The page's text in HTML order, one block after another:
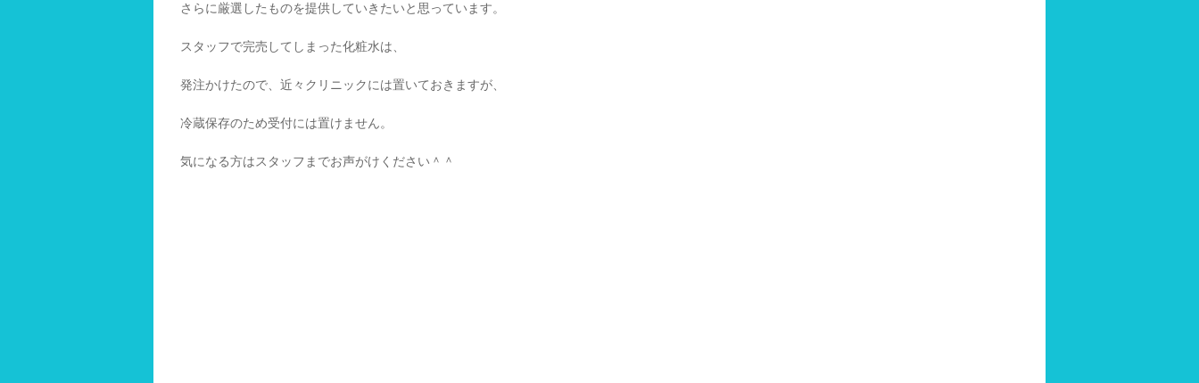
さらに厳選したものを提供していきたいと思っています。
スタッフで完売してしまった化粧水は、
発注かけたので、近々クリニックには置いておきますが、
冷蔵保存のため受付には置けません。
気になる方はスタッフまでお声がけください＾＾